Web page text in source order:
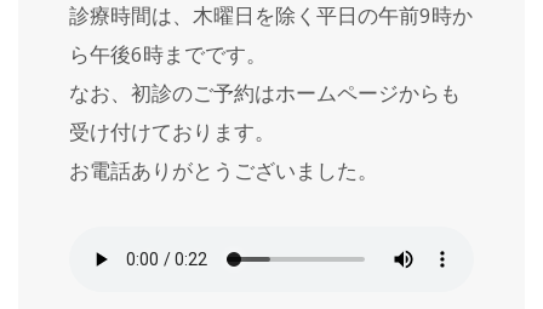
診療時間は、木曜日を除く平日の午前9時か
ら午後6時までです。
なお、初診のご予約はホームページからも
受け付けております。
お電話ありがとうございました。